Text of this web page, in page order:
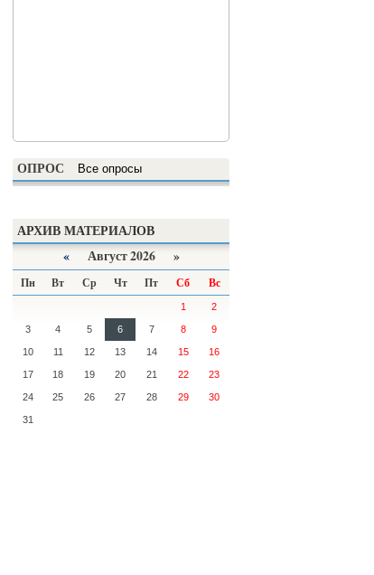
ОПРОС Все опросы
АРХИВ МАТЕРИАЛОВ
«Август 2026 »
Пн Вт Ср Чт Пт Сб Вс
1 2
3 4 5 6 7 8 9
10 11 12 13 14 15 16
17 18 19 20 21 22 23
24 25 26 27 28 29 30
31